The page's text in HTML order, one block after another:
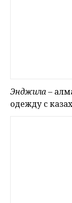
Энджила–
одежду с